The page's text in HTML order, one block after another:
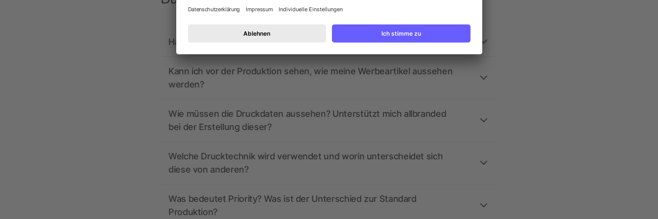
Hat allbranded derzeit aktive Gutscheincodes?
Kann ich vor der Produktion sehen, wie meine Werbeartikel aussehen
werden?
Wie müssen die Druckdaten aussehen? Unterstützt mich allbranded
bei der Erstellung dieser?
Welche Drucktechnik wird verwendet und worin unterscheidet sich
diese von anderen?
Was bedeutet Priority? Was ist der Unterschied zur Standard
Produktion?